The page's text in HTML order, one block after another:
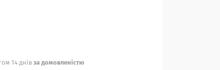
14 днів за домовленістю